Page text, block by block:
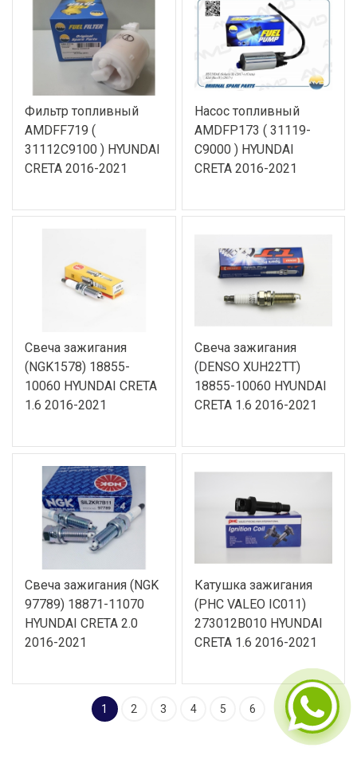
Фильтр топливный
AMDFF719 (
31112C9100 ) HYUNDAI
CRETA 2016-2021
Насос топливный
AMDFP173 ( 31119-
C9000 ) HYUNDAI
CRETA 2016-2021
Свеча зажигания
(NGK1578) 18855-
10060 HYUNDAI CRETA
1.6 2016-2021
Свеча зажигания
(DENSO XUH22TT)
18855-10060 HYUNDAI
CRETA 1.6 2016-2021
Свеча зажигания (NGK
97789) 18871-11070
HYUNDAI CRETA 2.0
2016-2021
Катушка зажигания
(PHC VALEO IC011)
273012B010 HYUNDAI
CRETA 1.6 2016-2021
1 2 3 4 5 6